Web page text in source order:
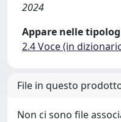
2024
Appare nelle
2.4 Voce (in
File in questo
Non ci sono file